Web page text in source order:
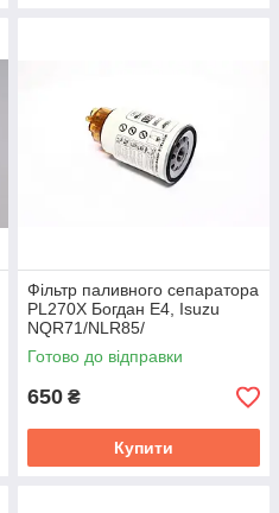
Фільтр паливного сепаратора
PL270Х Богдан Е4, Isuzu
NQR71/NLR85/
NPR75/NQR90
Foton1041/1089 (RIDER)
Готово до відправки
650 ₴
Купити